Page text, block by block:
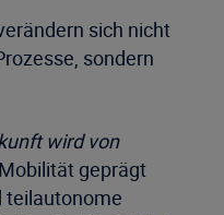
sich nicht
sondern
wird von
geprägt
teilautonome